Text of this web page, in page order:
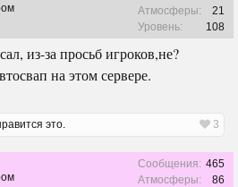
Атмосферы:
21
Уровень:
108
из-за просьб игроков,не?
на этом сервере.
это. 3
Сообщения: 465
Атмосферы:
86